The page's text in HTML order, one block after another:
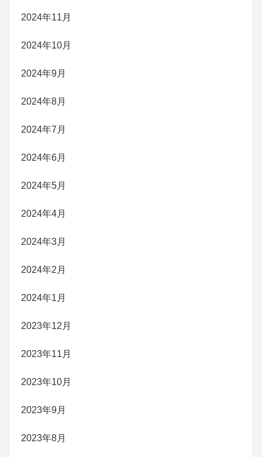
2024年11月
2024年10月
2024年9月
2024年8月
2024年7月
2024年6月
2024年5月
2024年4月
2024年3月
2024年2月
2024年1月
2023年12月
2023年11月
2023年10月
2023年9月
2023年8月